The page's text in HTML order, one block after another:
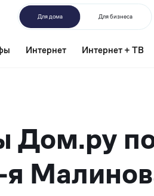
Для дома Для бизнеса
Интернет Интернет + ТВ
Дом.ру